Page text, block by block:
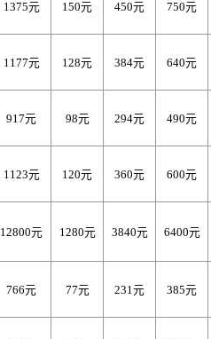
1375元 150元 450元 750元
1177元 128元 384元 640元
917元 98元 294元 490元
1123元 120元 360元 600元
12800元 1280元 3840元 6400元
766元 77元 231元 385元